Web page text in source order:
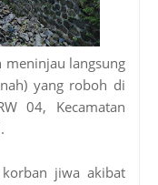
meninjau langsung
yang roboh di
04, Kecamatan
jiwa akibat